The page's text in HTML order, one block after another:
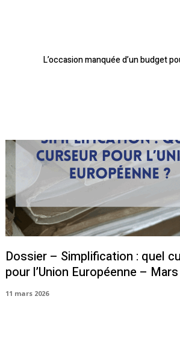
L’occasion manquée d’un budget
Dossier – Simplification : quel
pour l’Union Européenne –
11 mars 2026